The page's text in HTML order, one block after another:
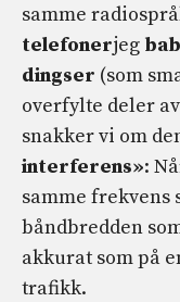
samme
telefonerjeg
dingser (som
overfylte deler
snakker vi om
interferens»:
samme frekvens
båndbredden
akkurat som på
trafikk.